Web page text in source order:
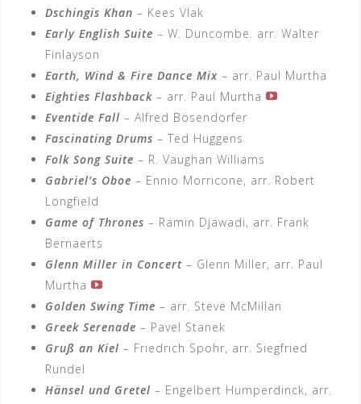
Dschingis Khan – Kees Vlak
Early English Suite – W. Duncombe. arr. Walter
Finlayson
Earth, Wind & Fire Dance Mix – arr. Paul Murtha
Eighties Flashback – arr. Paul Murtha
Eventide Fall – Alfred Bösendorfer
Fascinating Drums – Ted Huggens
Folk Song Suite – R. Vaughan Williams
Gabriel’s Oboe – Ennio Morricone, arr. Robert
Longfield
Game of Thrones – Ramin Djawadi, arr. Frank
Bernaerts
Glenn Miller in Concert – Glenn Miller, arr. Paul
Murtha
Golden Swing Time – arr. Steve McMillan
Greek Serenade – Pavel Stanek
Gruß an Kiel – Friedrich Spohr, arr. Siegfried
Rundel
Hänsel und Gretel – Engelbert Humperdinck, arr.